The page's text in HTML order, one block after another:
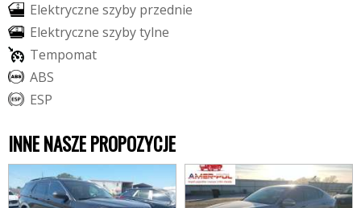
Elektryczne szyby przednie
Elektryczne szybytylne
Tempomat
ABS
ESP
INNE NASZE PROPOZYCJE